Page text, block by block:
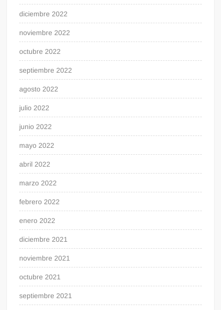
diciembre 2022
noviembre 2022
octubre 2022
septiembre 2022
agosto 2022
julio 2022
junio 2022
mayo 2022
abril 2022
marzo 2022
febrero 2022
enero 2022
diciembre 2021
noviembre 2021
octubre 2021
septiembre 2021